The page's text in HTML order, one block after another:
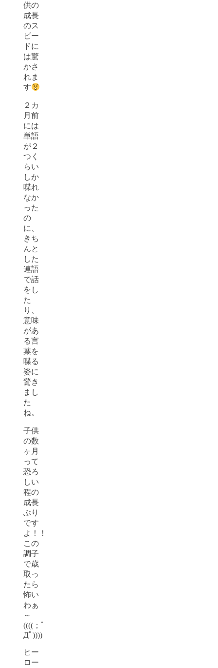
供の
成長
のス
ピー
ドに
は驚
かさ
れま
す
２カ
月前
には
単語
が２
つく
らい
しか
喋れ
なか
った
の
に、
きち
んと
した
連語
で話
をし
た
り、
意味
があ
る言
葉を
喋る
姿に
驚き
まし
た
ね。
子供
の数
ヶ月
って
恐ろ
しい
程の
成長
ぶり
です
よ！！
この
調子
で歳
取っ
たら
怖い
わぁ
～
((((；ﾟ
Дﾟ))))
ヒー
ロー